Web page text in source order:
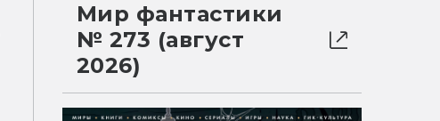
Мир фантастики
№ 273 (август
2026)